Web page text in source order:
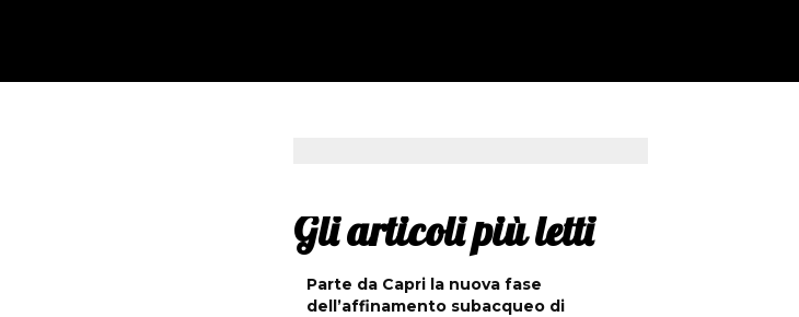
Gli articoli più letti
Parte da Capri la nuova fase
dell’affinamento subacqueo di